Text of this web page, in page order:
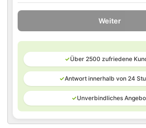
Weiter
✓Über 2500 zufriedene
✓Antwort innerhalb von 24
✓Unverbindliches